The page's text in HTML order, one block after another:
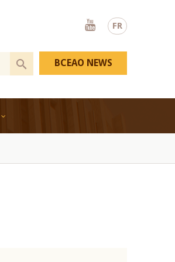
FR
Youtube
BCEAO NEWS